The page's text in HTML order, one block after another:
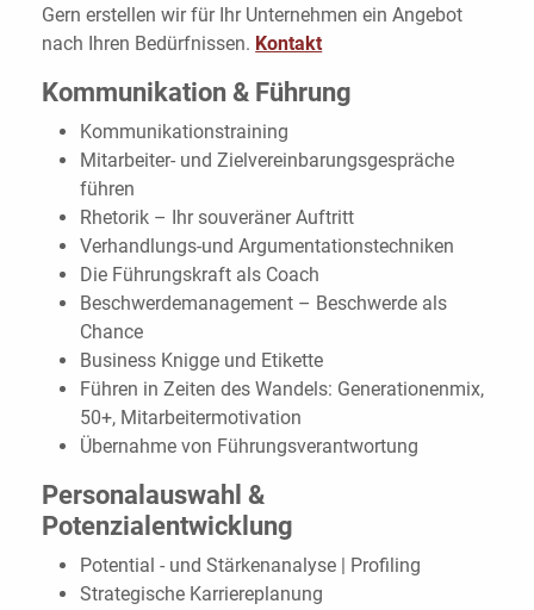
Gern erstellen wir für Ihr Unternehmen ein Angebot
nach Ihren Bedürfnissen. Kontakt
Kommunikation & Führung
Kommunikationstraining
Mitarbeiter- und Zielvereinbarungsgespräche
führen
Rhetorik – Ihr souveräner Auftritt
Verhandlungs-und Argumentationstechniken
Die Führungskraft als Coach
Beschwerdemanagement – Beschwerde als
Chance
Business Knigge und Etikette
Führen in Zeiten des Wandels: Generationenmix,
50+, Mitarbeitermotivation
Übernahme von Führungsverantwortung
Personalauswahl &
Potenzialentwicklung
Potential - und Stärkenanalyse | Profiling
Strategische Karriereplanung